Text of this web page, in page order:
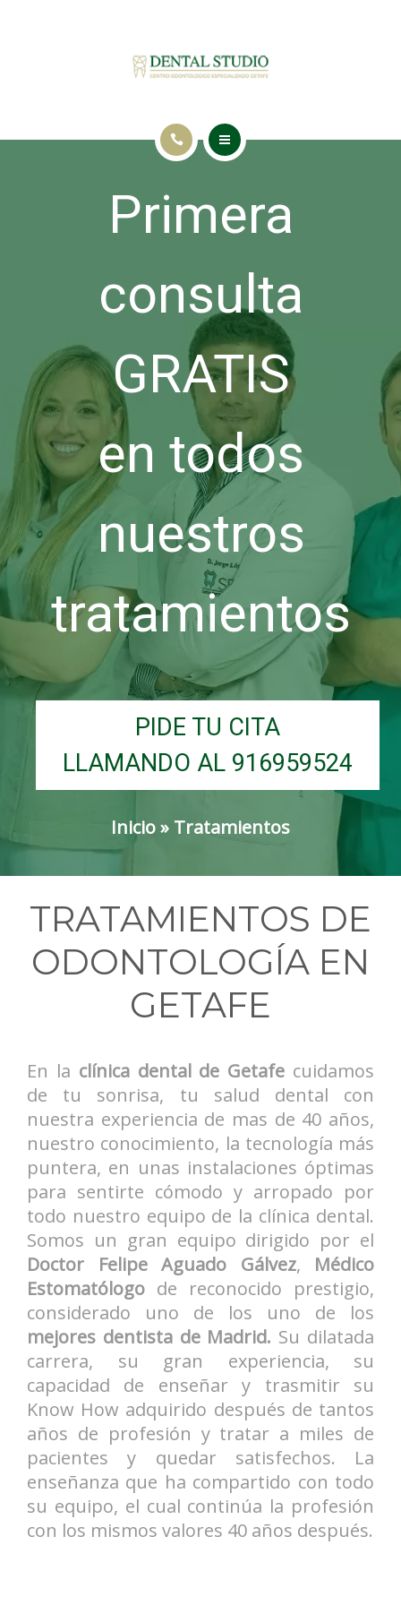
Primera
consulta
GRATIS
en todos
nuestros
tratamientos
PIDE TU CITA
LLAMANDO AL 916959524
Inicio» Tratamientos
TRATAMIENTOS DE
ODONTOLOGÍA EN
GETAFE
En la clínica dental de Getafe cuidamos
de tu sonrisa, tu salud dental con
nuestra experiencia de mas de 40 años,
nuestro conocimiento, la tecnología más
puntera, en unas instalaciones óptimas
para sentirte cómodo y arropado por
todo nuestro equipo de la clínica dental.
Somos un gran equipo dirigido por el
Doctor Felipe Aguado Gálvez, Médico
Estomatólogo de reconocido prestigio,
considerado uno de los uno de los
mejores dentista de Madrid. Su dilatada
carrera, su gran experiencia, su
capacidad de enseñar y trasmitir su
Know How adquirido después de tantos
años de profesión y tratar a miles de
pacientes y quedar satisfechos. La
enseñanza que ha compartido con todo
su equipo, el cual continúa la profesión
con los mismos valores 40 años después.